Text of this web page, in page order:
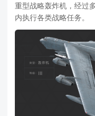
重型战略轰炸机，经过
内执行各类战略任务。